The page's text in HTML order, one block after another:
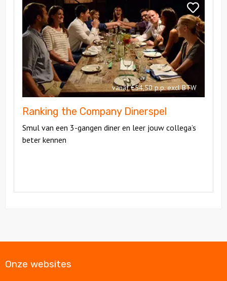
Bekijk
Ranking
the
Company
Dinerspel
vanaf €54,50 p.p. excl BTW
Ranking the Company Dinerspel
Smul van een 3-gangen diner en leer jouw collega’s
beter kennen
Ranking
the
Company
Dinerspel
Onze websites